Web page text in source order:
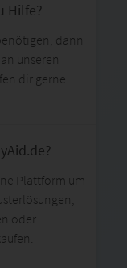
Hilfe?
dann
unseren
dir gerne
Plattform um
oder